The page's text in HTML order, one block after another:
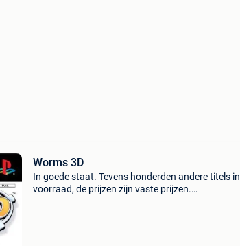
Worms 3D
In goede staat. Tevens honderden andere titels in
voorraad, de prijzen zijn vaste prijzen.